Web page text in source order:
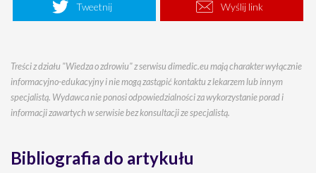
Tweetnij Wyślij link
Treści z działu "Wiedza o zdrowiu" z serwisu dimedic.eu mają charakter wyłącznie
informacyjno-edukacyjny i nie mogą zastąpić kontaktu z lekarzem lub innym
specjalistą. Wydawca nie ponosi odpowiedzialności za wykorzystanie porad i
informacji zawartych w serwisie bez konsultacji ze specjalistą.
Bibliografia do artykułu